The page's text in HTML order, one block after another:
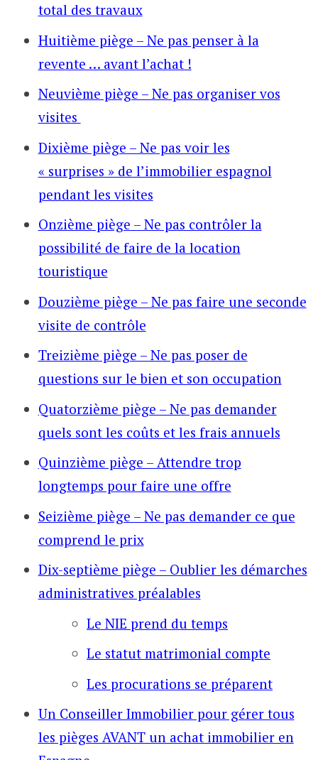
total des travaux
Huitième piège – Ne pas penser à la
revente … avant l’achat !
Neuvième piège – Ne pas organiser vos
visites
Dixième piège – Ne pas voir les
« surprises » de l’immobilier espagnol
pendant les visites
Onzième piège – Ne pas contrôler la
possibilité de faire de la location
touristique
Douzième piège – Ne pas faire une seconde
visite de contrôle
Treizième piège – Ne pas poser de
questions sur le bien et son occupation
Quatorzième piège – Ne pas demander
quels sont les coûts et les frais annuels
Quinzième piège – Attendre trop
longtemps pour faire une offre
Seizième piège – Ne pas demander ce que
comprend le prix
Dix-septième piège – Oublier les démarches
administratives préalables
Le NIE prend du temps
Le statut matrimonial compte
Les procurations se préparent
Un Conseiller Immobilier pour gérer tous
les pièges AVANT un achat immobilier en